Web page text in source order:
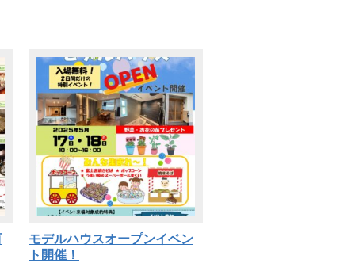
モデルハウスオープンイベン
ト開催！